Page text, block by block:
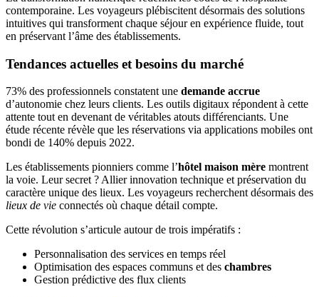
contemporaine. Les voyageurs plébiscitent désormais des solutions
intuitives qui transforment chaque séjour en expérience fluide, tout
en préservant l’âme des établissements.
Tendances actuelles et besoins du marché
73% des professionnels constatent une demande accrue
d’autonomie chez leurs clients. Les outils digitaux répondent à cette
attente tout en devenant de véritables atouts différenciants. Une
étude récente révèle que les réservations via applications mobiles ont
bondi de 140% depuis 2022.
Les établissements pionniers comme l’hôtel maison mère montrent
la voie. Leur secret ? Allier innovation technique et préservation du
caractère unique des lieux. Les voyageurs recherchent désormais des
lieux de vie connectés où chaque détail compte.
Cette révolution s’articule autour de trois impératifs :
Personnalisation des services en temps réel
Optimisation des espaces communs et des chambres
Gestion prédictive des flux clients